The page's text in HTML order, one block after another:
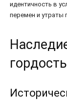
идентичность в
перемен и утраты